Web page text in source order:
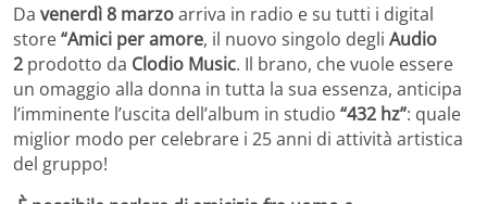
Da venerdì 8 marzoarriva in radio e su tutti i digital
store“Amici per amore, il nuovo singolo degli Audio
2 prodotto da Clodio Music. Il brano, che vuole essere
un omaggio alla donna in tutta la sua essenza, anticipa
l’imminente l’uscita dell’album in studio “432 hz”: quale
miglior modo per celebrare i 25 anni di attività artistica
del gruppo!